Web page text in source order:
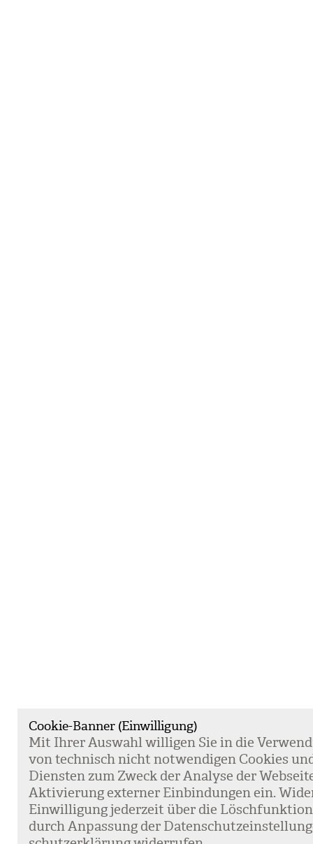
Cookie-Banner (Einwilligung)
Mit Ihrer Aus­wahl wil­li­gen Sie in die
von tech­nisch nicht not­wen­di­gen Coo­kies
Diens­ten zum Zweck der Ana­lyse der
Akti­vie­rung exter­ner Ein­bin­dun­gen ein.
Ein­wil­li­gung jeder­zeit über die
durch Anpas­sung der